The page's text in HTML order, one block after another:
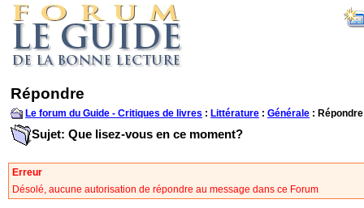
Répondre
Le forum du Guide - Critiques de livres : Littérature : Générale : Répondre
Sujet: Que lisez-vous en ce moment?
Erreur
Désolé, aucune autorisation de répondre au message dans ce Forum